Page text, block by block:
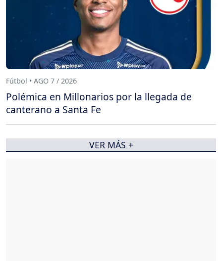
Fútbol • AGO 7 / 2026
Polémica en Millonarios por la llegada de
canterano a Santa Fe
VER MÁS +